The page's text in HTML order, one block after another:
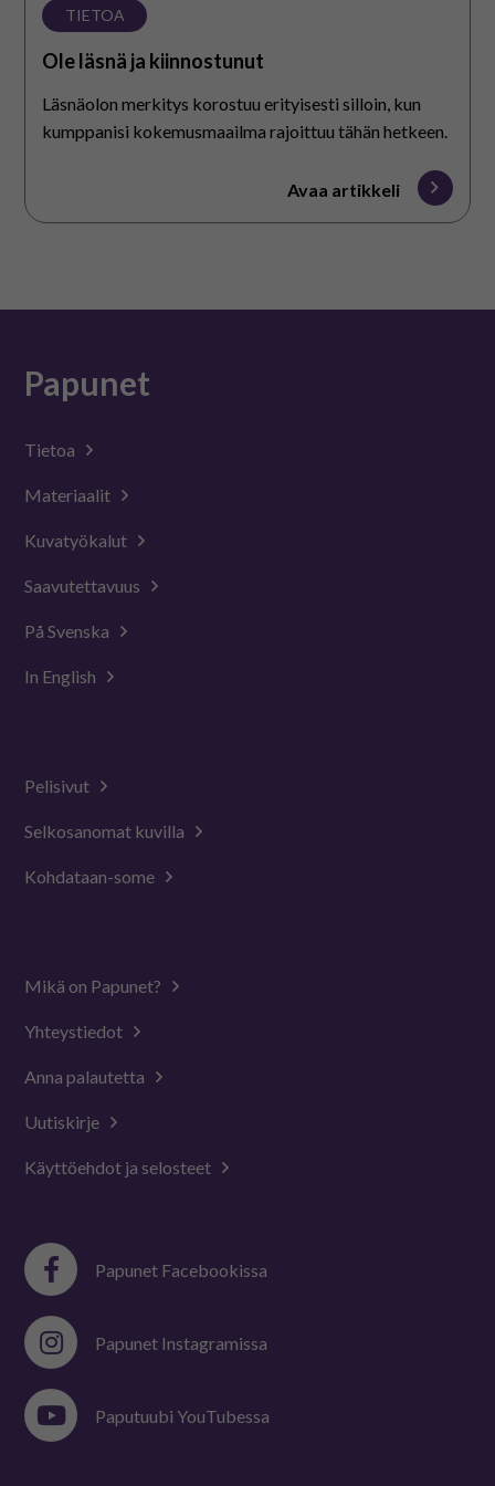
TIETOA
Ole läsnä ja kiinnostunut
Läsnäolon merkitys korostuu erityisesti silloin, kun
kumppanisi kokemusmaailma rajoittuu tähän hetkeen.
Avaa artikkeli
Papunet
Tietoa
Materiaalit
Kuvatyökalut
Saavutettavuus
På Svenska
In English
Pelisivut
Selkosanomat kuvilla
Kohdataan-some
Mikä on Papunet?
Yhteystiedot
Anna palautetta
Uutiskirje
Käyttöehdot ja selosteet
Papunet Facebookissa
Papunet Instagramissa
Paputuubi YouTubessa